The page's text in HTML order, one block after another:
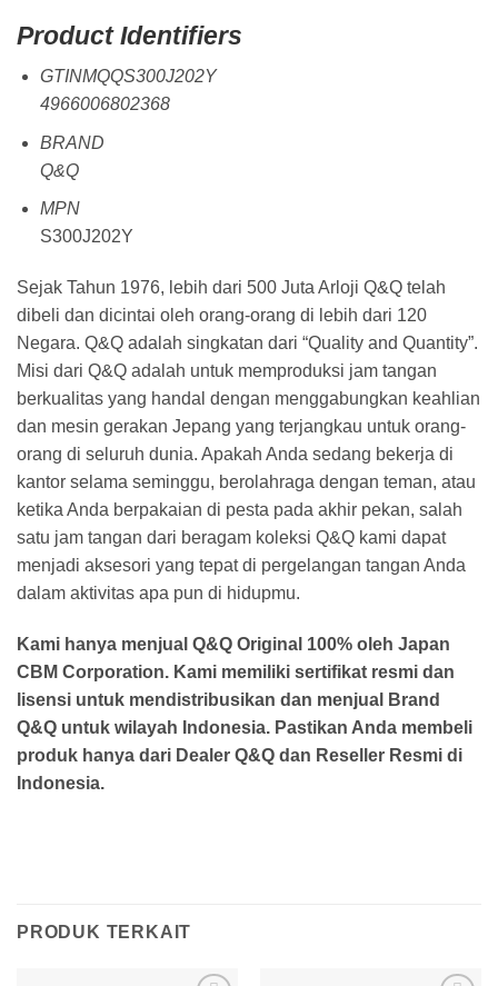
Product Identifiers
GTINMQQS300J202Y
4966006802368
BRAND
Q&Q
MPN
S300J202Y
Sejak Tahun 1976, lebih dari 500 Juta Arloji Q&Q telah
dibeli dan dicintai oleh orang-orang di lebih dari 120
Negara. Q&Q adalah singkatan dari “Quality and Quantity”.
Misi dari Q&Q adalah untuk memproduksi jam tangan
berkualitas yang handal dengan menggabungkan keahlian
dan mesin gerakan Jepang yang terjangkau untuk orang-
orang di seluruh dunia. Apakah Anda sedang bekerja di
kantor selama seminggu, berolahraga dengan teman, atau
ketika Anda berpakaian di pesta pada akhir pekan, salah
satu jam tangan dari beragam koleksi Q&Q kami dapat
menjadi aksesori yang tepat di pergelangan tangan Anda
dalam aktivitas apa pun di hidupmu.
Kami hanya menjual Q&Q Original 100% oleh Japan
CBM Corporation. Kami memiliki sertifikat resmi dan
lisensi untuk mendistribusikan dan menjual Brand
Q&Q untuk wilayah Indonesia. Pastikan Anda membeli
produk hanya dari Dealer Q&Q dan Reseller Resmi di
Indonesia.
PRODUK TERKAIT